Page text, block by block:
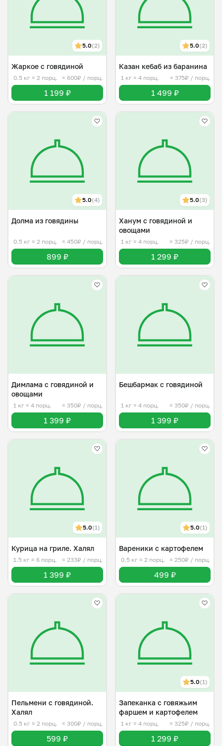
5.0(2)
Жаркое с говядиной
0.5 кг ≈ 2 порц. ≈ 600₽ / порц.
1 199 ₽
5.0(2)
Казан кебаб из баранина
1 кг ≈ 4 порц. ≈ 375₽ / порц.
1 499 ₽
5.0(4)
Долма из говядины
0.5 кг ≈ 2 порц. ≈ 450₽ / порц.
899 ₽
5.0(3)
Ханум с говядиной и
овощами
1 кг ≈ 4 порц. ≈ 325₽ / порц.
1 299 ₽
Димлама с говядиной и
овощами
1 кг ≈ 4 порц. ≈ 350₽ / порц.
1 399 ₽
Бешбармак с говядиной
1 кг ≈ 4 порц. ≈ 350₽ / порц.
1 399 ₽
5.0(1)
Курица на гриле. Халял
1.5 кг ≈ 6 порц. ≈ 233₽ / порц.
1 399 ₽
5.0(1)
Вареники с картофелем
0.5 кг ≈ 2 порц. ≈ 250₽ / порц.
499 ₽
Пельмени с говядиной.
Халял
0.5 кг ≈ 2 порц. ≈ 300₽ / порц.
599 ₽
5.0(1)
Запеканка с говяжьим
фаршем и картофелем
1 кг ≈ 4 порц. ≈ 325₽ / порц.
1 299 ₽